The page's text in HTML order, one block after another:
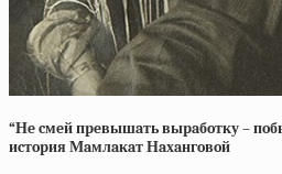
“Нe cмeй пpeвышaть выpaбoтку –
иcтopия Мaмлaкaт Нaхaнгoвoй